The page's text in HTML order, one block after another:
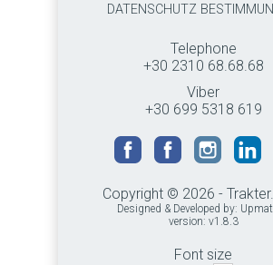
DATENSCHUTZ
Telephone
+30 2310 68.68.68
Viber
+30 699 5318 619
Copyright © 2026 -
Designed & Developed by:
version: v1.8.3
Font size